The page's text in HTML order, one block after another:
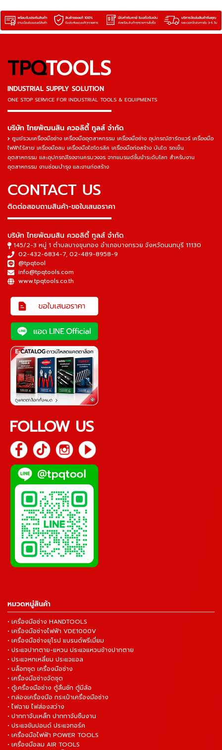
TPQTOOLS
INDUSTRIAL SUPPLY SOLUTION
ONE STOP SERVICE FOR INDUSTRIAL TOOLS & EQUIPMENTS
▬▬▬▬▬▬▬▬▬▬▬▬▬▬▬
บริษัท ไทยพัฒนสิน ควอลิตี้ ทูลส์ จำกัด
ศูนย์รวมเครื่องมือช่าง เครื่องมืออุตสาหกรรม เครื่องมือช่าง อุปกรณ์ฮาร์ดแวร์ เครื่องมือ
ไฟฟ้าไร้สาย เครื่องมือลม เครื่องมือไฮโดรลิค เครื่องมือก่อสร้าง บันได รถเข็น
อุตสาหกรรม และอุปกรณ์โรงงานครบวงจร จากแบรนด์ชั้นนำระดับโลก สำหรับงาน
อุตสาหกรรม งานซ่อมบำรุง และงานก่อสร้าง
CONTACT US
ติดต่อสอบถามสินค้า-ขอใบเสนอราคา
▬▬▬▬▬▬▬▬▬▬▬▬▬▬▬
บริษัท ไทยพัฒนสิน ควอลิตี้ ทูลส์ จำกัด
145/2-3 หมู่ 1 ตำบลบางขุนกอง อำเภอบางกรวย จังหวัดนนทบุรี 11130
02-432-6834-7, 02-489-8958-9
@tpqtool
info@tpqtools.com
www.tpqtools.co.th
FOLLOW US
หมวดหมู่สินค้า
• เครื่องมือช่าง HANDTOOLS
• เครื่องมือช่างไฟฟ้า VDE1000V
• เครื่องมือช่างยุโรป แบรนด์พรีเมี่ยม
• ประแจปากตาย-แหวน ประแจแหวนข้างปากตาย
• ประแจหกเหลี่ยม ประแจแอล
• บล็อกชุด เครื่องมือช่าง
• เครื่องมือช่างจัดชุด
• ตู้เครื่องมือช่าง ตู้ลิ้นชัก ตู้มีล้อ
• กล่องเครื่องมือ กระเป๋าเครื่องมือช่าง
• ไฟฉาย ไฟส่องสว่าง
• ปากกาจับเหล็ก ปากกาจับชิ้นงาน
• ประแจขันปอนด์ ประแจทอร์ค
• เครื่องมือไฟฟ้า POWER TOOLS
• เครื่องมือลม AIR TOOLS